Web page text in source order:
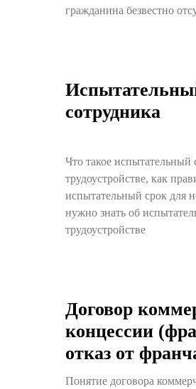
гражданина безвестно
сотрудника
Что такое испытательный
трудоустройстве, как
испытательный срок для
нужно знать об
трудоустройстве
Договор
концессии
отказ от
Понятие договора